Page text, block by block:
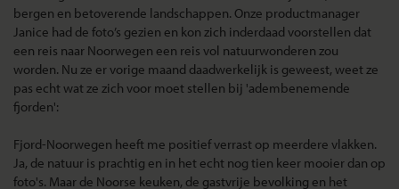
bergen en betoverende landschappen. Onze productmanager
Janice had de foto’s gezien en kon zich inderdaad voorstellen dat
een reis naar Noorwegen een reis vol natuurwonderen zou
worden. Nu ze er vorige maand daadwerkelijk is geweest, weet ze
pas echt wat ze zich voor moet stellen bij 'adembenemende
fjorden':
Fjord-Noorwegen heeft me positief verrast op meerdere vlakken.
Ja, de natuur is prachtig en in het echt nog tien keer mooier dan op
foto's. Maar de Noorse keuken, de gastvrije bevolking en het